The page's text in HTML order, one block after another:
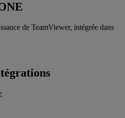
de TeamViewer, intégrée dans